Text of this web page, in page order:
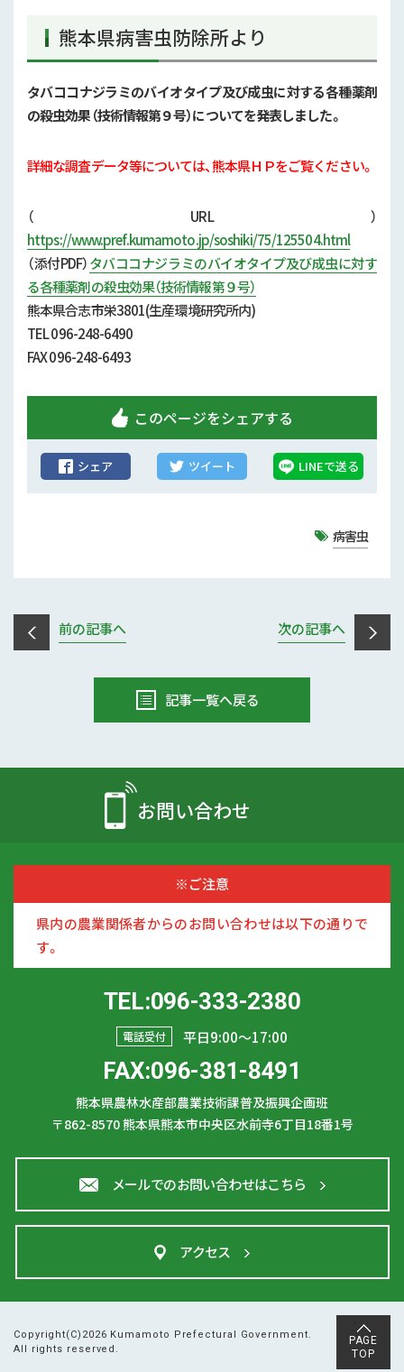
熊本県病害虫防除所より
タバココナジラミのバイオタイプ及び成虫に対する各種薬剤
の殺虫効果（技術情報第９号）についてを発表しました。
詳細な調査データ等については、熊本県ＨＰをご覧ください。
（URL）
https://www.pref.kumamoto.jp/soshiki/75/125504.html
（添付PDF）タバココナジラミのバイオタイプ及び成虫に対す
る各種薬剤の殺虫効果（技術情報第９号）
熊本県合志市栄3801(生産環境研究所内)
TEL 096-248-6490
FAX 096-248-6493
このページをシェアする
シェア ツイート LINEで送る
病害虫
前の記事へ 次の記事へ
記事一覧へ戻る
気象
病害虫
行政情報
試験研究
農家紹介
農業コンクール大会
2021年 (173)
2020年 (167)
お問い合わせ
※ご注意
県内の農業関係者からのお問い合わせは以下の通りで
す。
TEL:096-333-2380
電話受付 平日9:00〜17:00
FAX:096-381-8491
熊本県農林水産部農業技術課普及振興企画班
〒862-8570熊本県熊本市中央区水前寺6丁目18番1号
メールでのお問い合わせはこちら
アクセス
Copyright(C)2026 Kumamoto Prefectural Government.
All rights reserved.
PAGE
TOP